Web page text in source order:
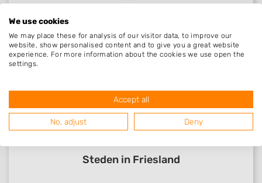
Nog geen statistieken beschikbaar.
Steden in Friesland
We use cookies
We may place these for analysis of our visitor data, to improve our
website, show personalised content and to give you a great website
experience. For more information about the cookies we use open the
settings.
Accept all
No, adjust Deny